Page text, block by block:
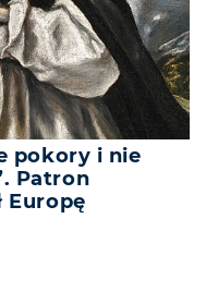
pokory i nie
Patron
Europę